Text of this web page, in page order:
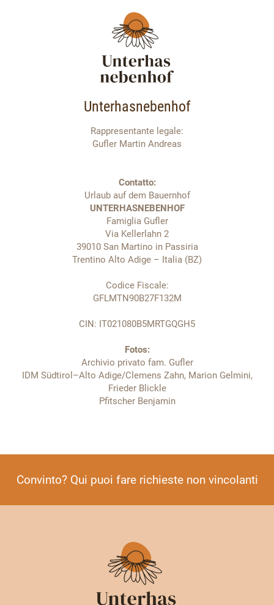
Unterhasnebenhof
Rappresentante legale:
Gufler Martin Andreas
Contatto:
Urlaub auf dem Bauernhof
UNTERHASNEBENHOF
Famiglia Gufler
Via Kellerlahn 2
39010 San Martino in Passiria
Trentino Alto Adige – Italia (BZ)
Codice Fiscale:
GFLMTN90B27F132M
CIN: IT021080B5MRTGQGH5
Fotos:
Archivio privato fam. Gufler
IDM Südtirol–Alto Adige/Clemens Zahn, Marion Gelmini,
Frieder Blickle
Pfitscher Benjamin
Convinto? Qui puoi fare richieste non vincolanti